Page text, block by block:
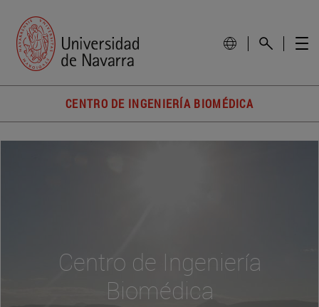
CENTRO DE INGENIERÍA BIOMÉDICA
Centro de Ingeniería
Biomédica